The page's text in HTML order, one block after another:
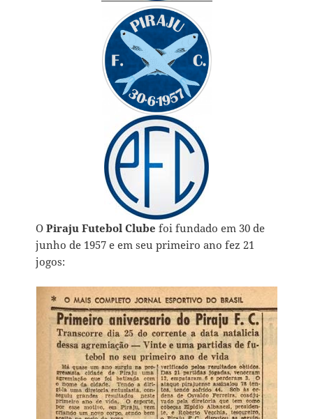
OPiraju Futebol Clube foi fundado em 30 de
junho de 1957 e em seu primeiro ano fez 21
jogos: